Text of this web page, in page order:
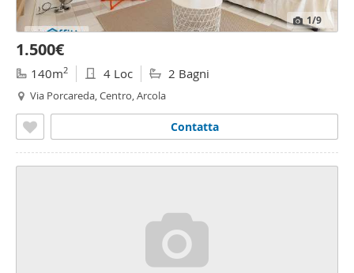
1/9
1.500€
140m2 4 Loc 2 Bagni
Via Porcareda, Centro, Arcola
Contatta